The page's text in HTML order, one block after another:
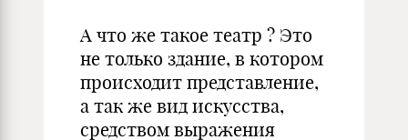
А что же такое театр ? Это
не только здание, в котором
происходит представление,
а так же вид искусства,
средством выражения